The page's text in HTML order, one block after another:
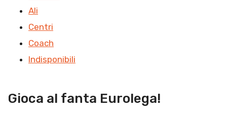
Ali
Centri
Coach
Indisponibili
Gioca al fanta Eurolega!